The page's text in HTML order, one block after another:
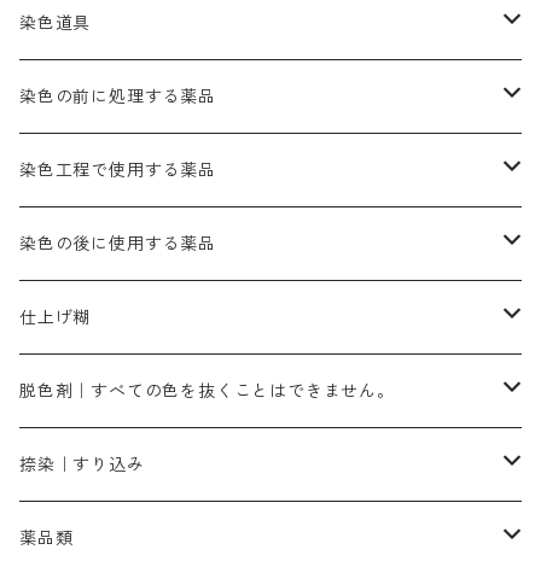
染料一覧ー100g入り
染料一覧ー500g入り
灰色系
黒色系
1kg
黒色
レットMG｜黄みの朱色
ピンクMB｜ピンク色
ローズMB｜鮮やかなピンク色）
ネビーブルーMB（定番の色合い）
ブルーMB（定番の色合い）
スカイブルーMG｜緑みの空色
ターキスブルーHNG｜緑みの空色
紫色系
バイオレットMFB
緑色系
ダークグリンMG（定番の色合い）
グリーンMB｜緑色
茶色系
ダークブロンMFB｜こげ茶色
ブロンHNR｜こげ茶色
黒色系
ブラックMK（赤みの黒色）
ブラックMG（青みの黒色）
白色系（定番の色合い）
ネオホワイトR
茶色｜在庫処分特価
カッチ｜茶系
霧島産・晩秋茶｜黄金色（赤みの黄色）｜準備中
ぶどう糖
ハイドロサルファイトコンク
染色用途のハンカチ・バンダナ
45cm×45cm（ハンカチ）｜端の始末も綿糸｜タグなし
54cm×54cm（バンダナ）｜端の始末も綿糸｜タグなし
ローダミンB｜赤紫色｜マゼンダ色
ハイドロサルファイトコンク
酸性剤
芒硝｜綿の染色時の吸収促進剤
ソーダ灰｜アルカリ性のPH調整剤
硫酸第一鉄｜鉄媒染剤
染色道具
刷毛
摺込み刷毛（スリコミハケ）ー夏毛（硬いタイプ）
摺込み刷毛（スリコミハケ）ー冬毛（柔らかいタイプ）
ローケツ筆
ローケツ用筆｜1本～販売
ローケツ用筆ー10%off｜20本セットお取り寄せ品
洋型紙（9番手｜中薄口、10番手｜中厚口）
有償サンプル品｜約20cm×27cm
洋型紙9番手｜中薄口｜約54cm×110cm
張木｜入荷待ち
伸子
型洗いブラシ
染色の前に処理する薬品
精練剤｜汚れ落とし剤｜針状マルセル石鹸
糊落とし剤｜ソルベンCA
濃染処理剤｜ソルバックスPS－900
染色工程で使用する薬品
染料の吸収促進剤
酢酸｜絹・羊毛・ナイロンに使用する
芒硝｜綿・麻の染色に使用する。
染料のムラ染め抑制剤（均染剤）
アゾリン200％｜綿・麻・絹・羊毛・ナイロンの染色
レオニールEHC｜反応染料用
染料の浸透剤
ソルバライトS-70｜各種繊維の浸し染めに使用可能
染料の定着向上剤
ライトフィックスAコンク｜綿・麻もしくは直接染料で染めた素材
アルカリ剤｜反応染料用
染色の後に使用する薬品
ソーピング剤｜未定着の染料を除去すること
ネオポールB－300｜反応染料のソーピング剤
仕上げ剤｜柔軟・平滑剤
白場汚染防止剤
仕上げ糊
カルボキシメチルセルロース（CMC）
海藻系
たんぱく質系
脱色剤｜すべての色を抜くことはできません。
脱色剤
全体脱色｜ハイドロサルファイトコンク
脱色助剤｜浸透・複色抑制剤
捺染｜すり込み
染料溶解剤｜染料の均一な浸透・吸着を補助する
薬品類